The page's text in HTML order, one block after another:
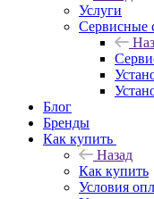
Услуги
Сервисные
Блог
Бренды
Как купить
Назад
Как купить
Условия